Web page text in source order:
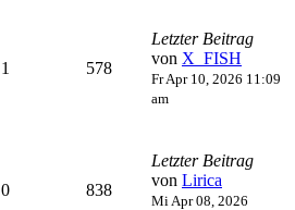
1 578
Letzter Beitrag
von X_FISH
Fr Apr 10, 2026 11:09
am
0 838
Letzter Beitrag
von Lirica
Mi Apr 08, 2026